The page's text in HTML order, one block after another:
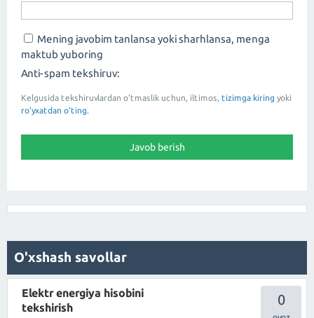
Mening javobim tanlansa yoki sharhlansa, menga
maktub yuboring
Anti-spam tekshiruv:
Kelgusida tekshiruvlardan o'tmaslik uchun, iltimos, tizimga kiring yoki
ro'yxatdan o'ting.
O'xshash savollar
0
Elektr energiya hisobini
tekshirish